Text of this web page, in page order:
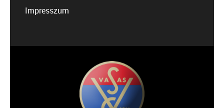
Impresszum